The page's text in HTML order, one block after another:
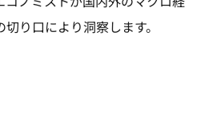
り口により洞察します。